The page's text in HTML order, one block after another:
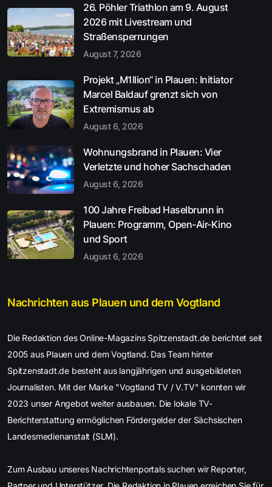
26. Pöhler Triathlon am 9. August
2026 mit Livestream und
Straßensperrungen
August 7, 2026
Projekt „M1llion“ in Plauen: Initiator
Marcel Baldauf grenzt sich von
Extremismus ab
August 6, 2026
Wohnungsbrand in Plauen: Vier
Verletzte und hoher Sachschaden
August 6, 2026
100 Jahre Freibad Haselbrunn in
Plauen: Programm, Open-Air-Kino
und Sport
August 6, 2026
Nachrichten aus Plauen und dem Vogtland
Die Redaktion des Online-Magazins Spitzenstadt.de berichtet seit
2005 aus Plauen und dem Vogtland. Das Team hinter
Spitzenstadt.de besteht aus langjährigen und ausgebildeten
Journalisten. Mit der Marke "Vogtland TV / V.TV" konnten wir
2023 unser Angebot weiter ausbauen. Die lokale TV-
Berichterstattung ermöglichen Fördergelder der Sächsischen
Landesmedienanstalt (SLM).
Zum Ausbau unseres Nachrichtenportals suchen wir Reporter,